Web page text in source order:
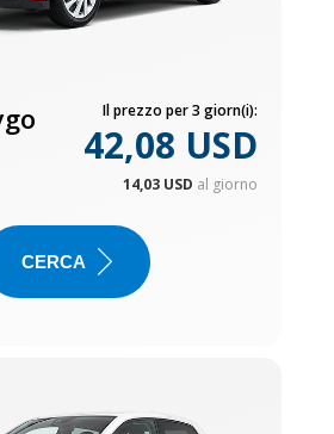
Il prezzo per 3 giorn(i):
42,08 USD
14,03 USD al giorno
CERCA